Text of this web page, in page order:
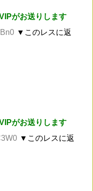
がお送りします
▼このレスに返
がお送りします
▼このレスに返